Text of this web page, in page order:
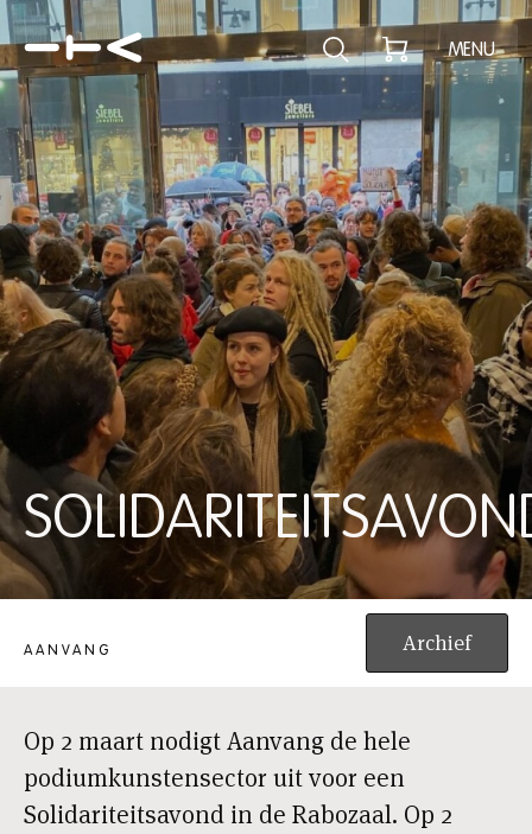
Ontdek het
MENU
AANVANG Archief
Op 2 maart nodigt Aanvang de hele
podiumkunstensector uit voor een
Solidariteitsavond in de Rabozaal. Op 2